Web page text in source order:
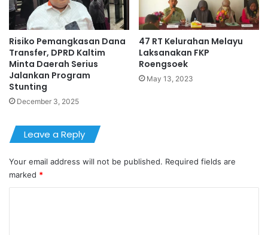
Risiko Pemangkasan Dana
Transfer, DPRD Kaltim
Minta Daerah Serius
Jalankan Program
Stunting
December 3, 2025
47 RT Kelurahan Melayu
Laksanakan FKP
Roengsoek
May 13, 2023
Leave a Reply
Your email address will not be published. Required fields are
marked *